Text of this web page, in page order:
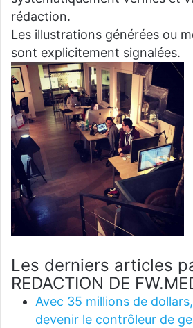
rédaction.
Les illustrations générées ou
sont explicitement signalées.
Les derniers articles
REDACTION DE
Avec 35 millions de
devenir le contrôleur de